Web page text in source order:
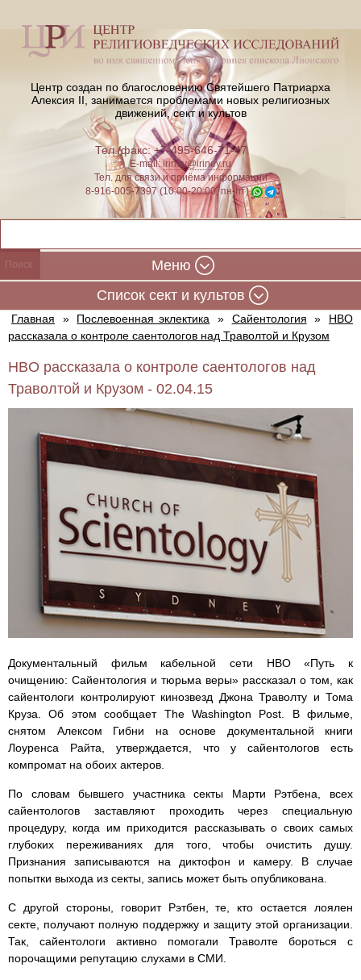
Центр создан по благословению Святейшего Патриарха
Алексия II, занимается проблемами новых религиозных
движений, сект и культов
Тел./факс: +7-495-646-71-47
E-mail:iriney@iriney.ru
Тел. для связи и приёма информации
8-916-005-7397 (10:00-20:00, пн-пт)
Меню
Cписок сект и культов
Главная » Послевоенная эклектика » Сайентология »
HBO
рассказала о контроле саентологов над Траволтой и Крузом
HBO рассказала о контроле саентологов над
Траволтой и Крузом - 02.04.15
Документальный фильм кабельной сети HBO «Путь к
очищению: Сайентология и тюрьма веры» рассказал о том, как
сайентологи контролируют кинозвезд Джона Траволту и Тома
Круза. Об этом сообщает The Washington Post. В фильме,
снятом Алексом Гибни на основе документальной книги
Лоуренса Райта, утверждается, что у сайентологов есть
компромат на обоих актеров.
По словам бывшего участника секты Марти Рэтбена, всех
сайентологов заставляют проходить через специальную
процедуру, когда им приходится рассказывать о своих самых
глубоких переживаниях для того, чтобы очистить душу.
Признания записываются на диктофон и камеру. В случае
попытки выхода из секты, запись может быть опубликована.
С другой стороны, говорит Рэтбен, те, кто остается лоялен
секте, получают полную поддержку и защиту этой организации.
Так, сайентологи активно помогали Траволте бороться с
порочащими репутацию слухами в СМИ.